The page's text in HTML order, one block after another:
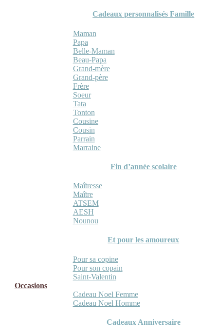
Cadeaux personnalisés Famille
Maman
Papa
Belle-Maman
Beau-Papa
Grand-mère
Grand-père
Frère
Soeur
Tata
Tonton
Cousine
Cousin
Parrain
Marraine
Fin d’année scolaire
Maîtresse
Maître
ATSEM
AESH
Nounou
Et pour les amoureux
Pour sa copine
Pour son copain
Saint-Valentin
Occasions
Cadeau Noel Femme
Cadeau Noel Homme
Cadeaux Anniversaire